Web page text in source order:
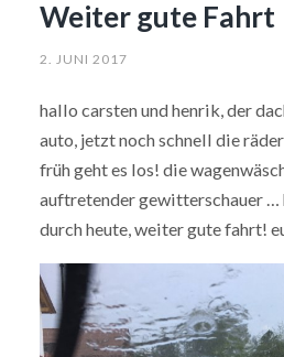
Weiter gute Fahrt
2. JUNI 2017
hallo carsten und henrik, der
auto, jetzt noch schnell die
früh geht es los! die
auftretender gewitterschauer
durch heute, weiter gute fahrt!